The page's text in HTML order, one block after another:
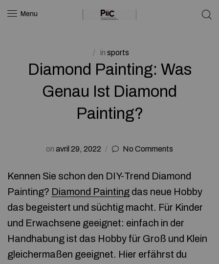
Menu
in sports
Diamond Painting: Was
Genau Ist Diamond
Painting?
on avril 29, 2022 No Comments
Kennen Sie schon den DIY-Trend Diamond
Painting? Diamond Painting das neue Hobby
das begeistert und süchtig macht. Für Kinder
und Erwachsene geeignet: einfach in der
Handhabung ist das Hobby für Groß und Klein
gleichermaßen geeignet. Hier erfährst du